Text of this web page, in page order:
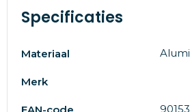
Specificaties
Materiaal
Merk